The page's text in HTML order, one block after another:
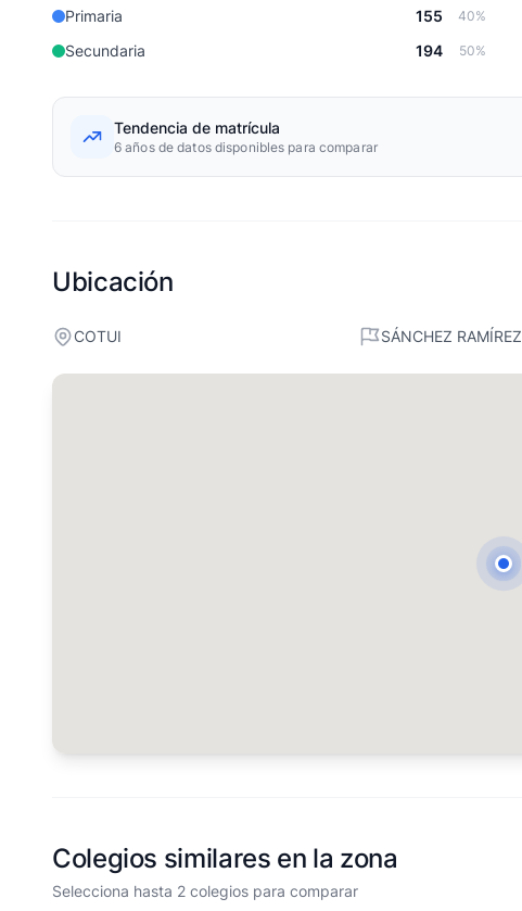
Primaria 155 40%
Secundaria 194 50%
Tendencia de matrícula
6 años de datos disponibles para comparar
Ubicación
COTUI SÁNCHEZ RAMÍREZ
Colegios similares en la zona
Selecciona hasta 2 colegios para comparar